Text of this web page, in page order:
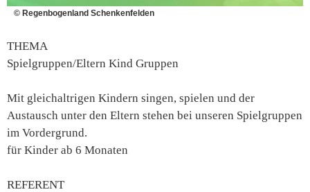
© Regenbogenland Schenkenfelden
THEMA
Spielgruppen/Eltern Kind Gruppen
Mit gleichaltrigen Kindern singen, spielen und der
Austausch unter den Eltern stehen bei unseren Spielgruppen
im Vordergrund.
für Kinder ab 6 Monaten
REFERENT